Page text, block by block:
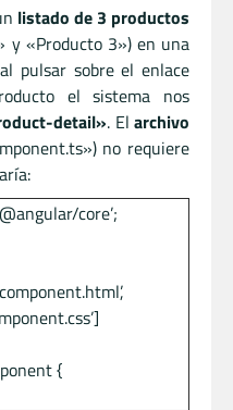
listado de 3 productos
y «Producto 3») en una
pulsar sobre el enlace
el sistema nos
detail». Elarchivo
no requiere
core’;
{